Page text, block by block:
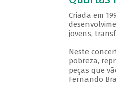
Criada em
jovens,
Neste
pobreza,
peças que
Fernando